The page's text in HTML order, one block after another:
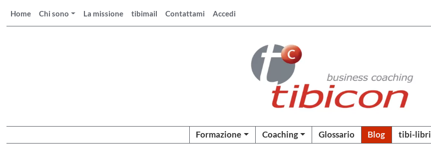
Home Chi sono La missione tibimail Contattami Accedi
Formazione Coaching Glossario Blog tibi-libri